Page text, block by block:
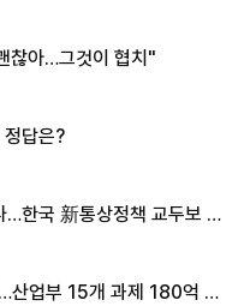
찮아…그것이 협치"
답은?
한국 新통상정책 교두보 활
산업부 15개 과제 180억 지